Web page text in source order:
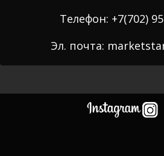
Телефон: +7(702)
Эл. почта: